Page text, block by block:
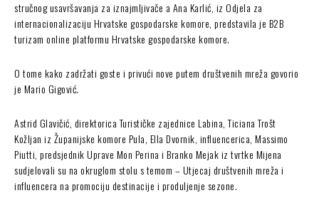
stručnog usavršavanja za iznajmljivače a Ana Karlić, iz Odjela za
internacionalizaciju Hrvatske gospodarske komore, predstavila je B2B
turizam online platformu Hrvatske gospodarske komore.
O tome kako zadržati goste i privući nove putem društvenih mreža govorio
je Mario Gigović.
Astrid Glavičić, direktorica Turističke zajednice Labina, Ticiana Trošt
Kožljan iz Županijske komore Pula, Ella Dvornik, influencerica, Massimo
Piutti, predsjednik Uprave Mon Perina i Branko Mejak iz tvrtke Mijena
sudjelovali su na okruglom stolu s temom – Utjecaj društvenih mreža i
influencera na promociju destinacije i produljenje sezone.